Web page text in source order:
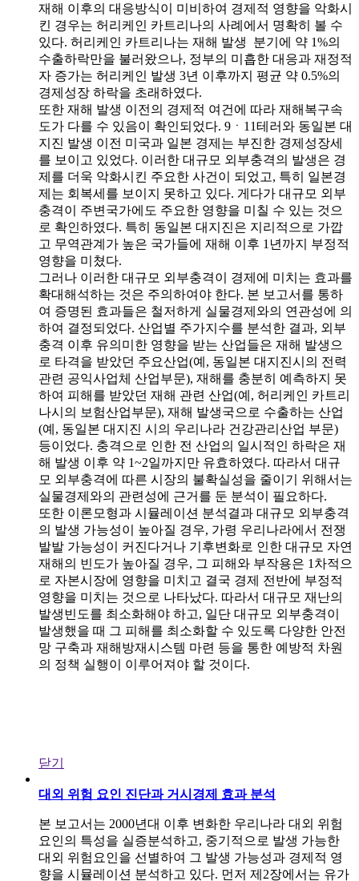
재해 이후의 대응방식이 미비하여 경제적 영향을 악화시
킨 경우는 허리케인 카트리나의 사례에서 명확히 볼 수
있다. 허리케인 카트리나는 재해 발생 분기에 약 1%의
수출하락만을 불러왔으나, 정부의 미흡한 대응과 재정적
자 증가는 허리케인 발생 3년 이후까지 평균 약 0.5%의
경제성장 하락을 초래하였다.
또한 재해 발생 이전의 경제적 여건에 따라 재해복구속
도가 다를 수 있음이 확인되었다. 9ㆍ11테러와 동일본 대
지진 발생 이전 미국과 일본 경제는 부진한 경제성장세
를 보이고 있었다. 이러한 대규모 외부충격의 발생은 경
제를 더욱 악화시킨 주요한 사건이 되었고, 특히 일본경
제는 회복세를 보이지 못하고 있다. 게다가 대규모 외부
충격이 주변국가에도 주요한 영향을 미칠 수 있는 것으
로 확인하였다. 특히 동일본 대지진은 지리적으로 가깝
고 무역관계가 높은 국가들에 재해 이후 1년까지 부정적
영향을 미쳤다.
그러나 이러한 대규모 외부충격이 경제에 미치는 효과를
확대해석하는 것은 주의하여야 한다. 본 보고서를 통하
여 증명된 효과들은 철저하게 실물경제와의 연관성에 의
하여 결정되었다. 산업별 주가지수를 분석한 결과, 외부
충격 이후 유의미한 영향을 받는 산업들은 재해 발생으
로 타격을 받았던 주요산업(예, 동일본 대지진시의 전력
관련 공익사업체 산업부문), 재해를 충분히 예측하지 못
하여 피해를 받았던 재해 관련 산업(예, 허리케인 카트리
나시의 보험산업부문), 재해 발생국으로 수출하는 산업
(예, 동일본 대지진 시의 우리나라 건강관리산업 부문)
등이었다. 충격으로 인한 전 산업의 일시적인 하락은 재
해 발생 이후 약 1~2일까지만 유효하였다. 따라서 대규
모 외부충격에 따른 시장의 불확실성을 줄이기 위해서는
실물경제와의 관련성에 근거를 둔 분석이 필요하다.
또한 이론모형과 시뮬레이션 분석결과 대규모 외부충격
의 발생 가능성이 높아질 경우, 가령 우리나라에서 전쟁
발발 가능성이 커진다거나 기후변화로 인한 대규모 자연
재해의 빈도가 높아질 경우, 그 피해와 부작용은 1차적으
로 자본시장에 영향을 미치고 결국 경제 전반에 부정적
영향을 미치는 것으로 나타났다. 따라서 대규모 재난의
발생빈도를 최소화해야 하고, 일단 대규모 외부충격이
발생했을 때 그 피해를 최소화할 수 있도록 다양한 안전
망 구축과 재해방재시스템 마련 등을 통한 예방적 차원
의 정책 실행이 이루어져야 할 것이다.
닫기
대외 위험 요인 진단과 거시경제 효과 분석
본 보고서는 2000년대 이후 변화한 우리나라 대외 위험
요인의 특성을 실증분석하고, 중기적으로 발생 가능한
대외 위험요인을 선별하여 그 발생 가능성과 경제적 영
향을 시뮬레이션 분석하고 있다. 먼저 제2장에서는 유가